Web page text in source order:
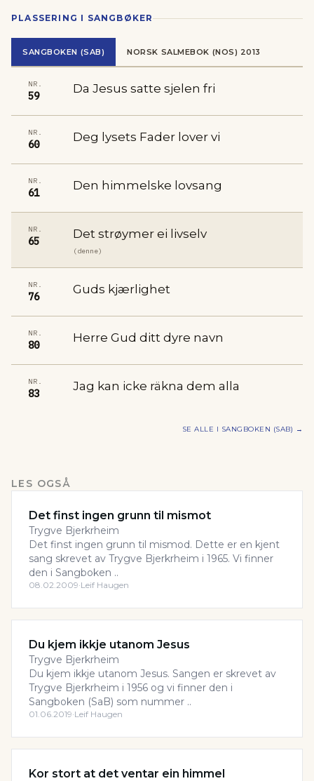
PLASSERING I SANGBØKER
SANGBOKEN (SAB) NORSK SALMEBOK (NOS) 2013
NR.
59
Da Jesus satte sjelen fri
NR.
60
Deg lysets Fader lover vi
NR.
61
Den himmelske lovsang
NR.
65
Det strøymer ei livselv
(denne)
NR.
76
Guds kjærlighet
NR.
80
Herre Gud ditt dyre navn
NR.
83
Jag kan icke räkna dem alla
SE ALLE I SANGBOKEN (SAB) →
LES OGSÅ
Det finst ingen grunn til mismot
Trygve Bjerkrheim
Det finst ingen grunn til mismod. Dette er en kjent
sang skrevet av Trygve Bjerkrheim i 1965. Vi finner
den i Sangboken ..
08.02.2009·Leif Haugen
Du kjem ikkje utanom Jesus
Trygve Bjerkrheim
Du kjem ikkje utanom Jesus. Sangen er skrevet av
Trygve Bjerkrheim i 1956 og vi finner den i
Sangboken (SaB) som nummer ..
01.06.2019·Leif Haugen
Kor stort at det ventar ein himmel